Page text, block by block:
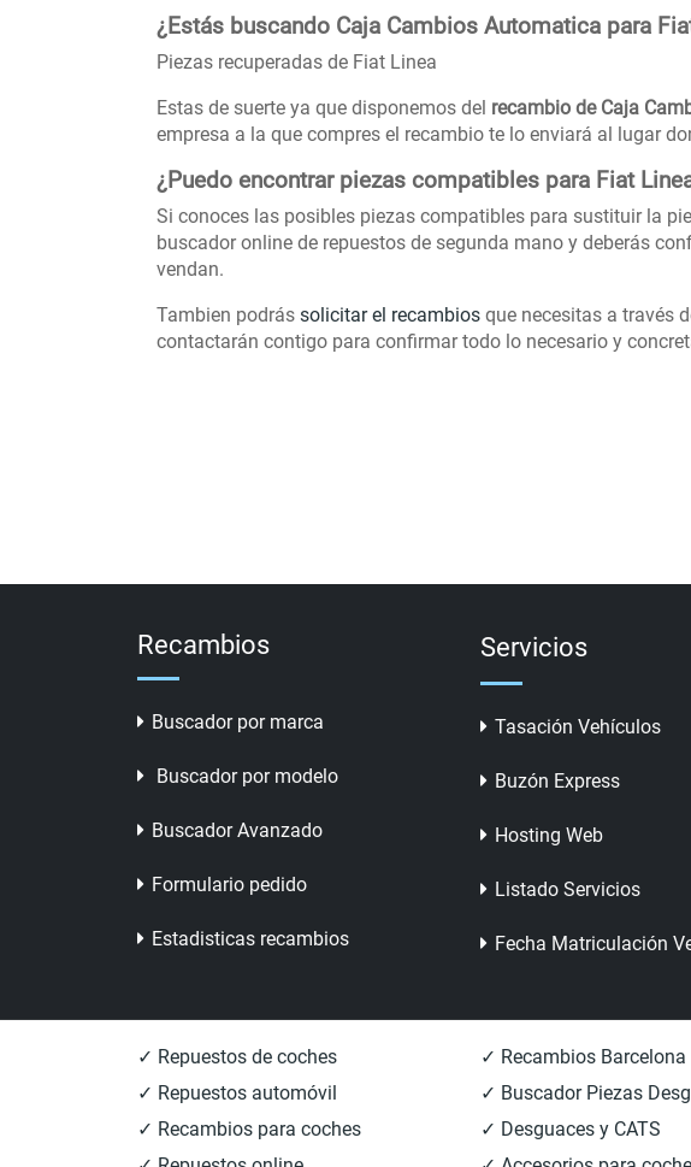
¿Estás buscando Caja Cambios Automatica para
Piezas recuperadas de Fiat Linea
Estas de suerte ya que disponemos del recambio de Caja
empresa a la que compres el recambio te lo enviará al lugar
¿Puedo encontrar piezas compatibles para Fiat
Si conoces las posibles piezas compatibles para sustituir la
buscador online de repuestos de segunda mano y deberás
vendan.
Tambien podrás solicitar el recambios que necesitas a través
contactarán contigo para confirmar todo lo necesario y
Recambios
Buscador por marca
Buscador por modelo
Buscador Avanzado
Formulario pedido
Estadisticas recambios
Servicios
Tasación Vehículos
Buzón Express
Hosting Web
Listado Servicios
Fecha Matriculación
✓ Repuestos de coches
✓ Repuestos automóvil
✓ Recambios para coches
✓ Recambios Barcelona
✓ Buscador Piezas
✓ Desguaces y CATS